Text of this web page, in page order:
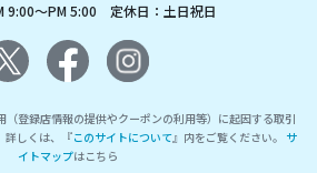
9:00～PM 5:00 定休日：土日祝日
登録店情報の提供やクーポンの利用等）に起因する取引
詳しくは、『このサイトについて』内をご覧ください。 サ
イトマップはこちら